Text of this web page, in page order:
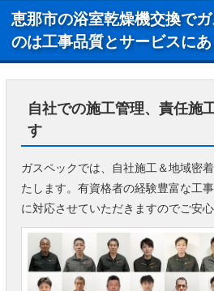
恵那市の浴室乾燥機交換で
のは工事品質とサービスにあ
自社での施工管理、責任施
す
ガスペックでは、自社施工＆地域密
たします。有資格者の経験豊富な工
に対応させていただきますのでご安